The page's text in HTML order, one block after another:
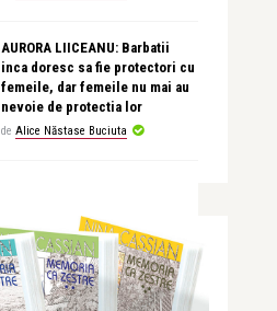
AURORA LIICEANU: Barbatii
inca doresc sa fie protectori cu
femeile, dar femeile nu mai au
nevoie de protectia lor
de Alice Năstase Buciuta